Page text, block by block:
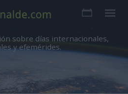
sobre días internacionales,
y efemérides.